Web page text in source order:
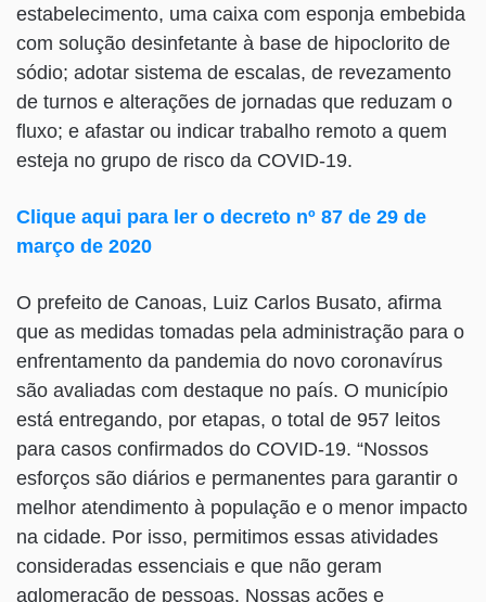
estabelecimento, uma caixa com esponja embebida
com solução desinfetante à base de hipoclorito de
sódio; adotar sistema de escalas, de revezamento
de turnos e alterações de jornadas que reduzam o
fluxo; e afastar ou indicar trabalho remoto a quem
esteja no grupo de risco da COVID-19.
Clique aqui para ler o decreto nº 87 de 29 de
março de 2020
O prefeito de Canoas, Luiz Carlos Busato, afirma
que as medidas tomadas pela administração para o
enfrentamento da pandemia do novo coronavírus
são avaliadas com destaque no país. O município
está entregando, por etapas, o total de 957 leitos
para casos confirmados do COVID-19. “Nossos
esforços são diários e permanentes para garantir o
melhor atendimento à população e o menor impacto
na cidade. Por isso, permitimos essas atividades
consideradas essenciais e que não geram
aglomeração de pessoas. Nossas ações e